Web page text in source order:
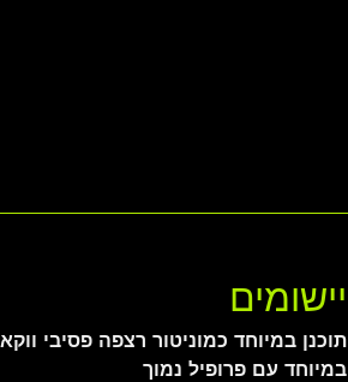
יישומים
תוכנן במיוחד כמוניטור רצפה פסיבי
במיוחד עם פרופיל נמוך